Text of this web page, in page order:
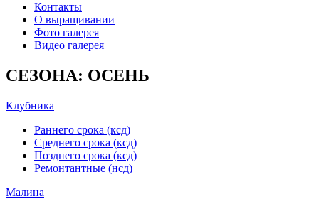
Контакты
О выращивании
Фото галерея
Видео галерея
СЕЗОНА: ОСЕНЬ
Клубника
Раннего срока (ксд)
Среднего срока (ксд)
Позднего срока (ксд)
Ремонтантные (нсд)
Малина